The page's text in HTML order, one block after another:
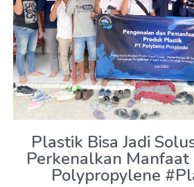
Plastik Bisa Jadi
Perkenalkan Manfaat
Polypropylene